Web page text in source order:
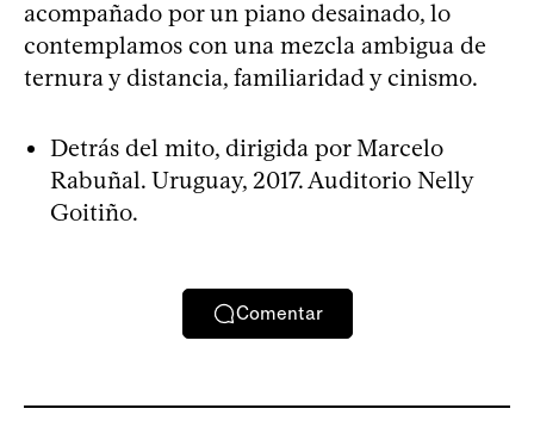
acompañado por un piano desainado, lo
contemplamos con una mezcla ambigua de
ternura y distancia, familiaridad y cinismo.
Detrás del mito, dirigida por Marcelo
Rabuñal. Uruguay, 2017. Auditorio Nelly
Goitiño.
Comentar